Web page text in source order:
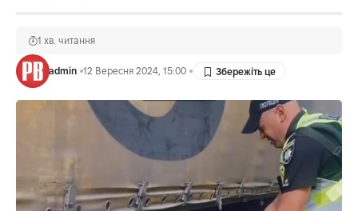
admin 12 Вересня 2024, 15:00
1 хв. читання